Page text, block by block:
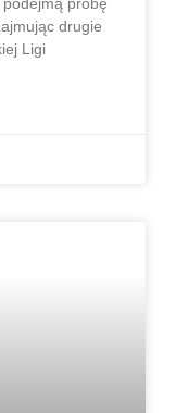
drugie
Ligi